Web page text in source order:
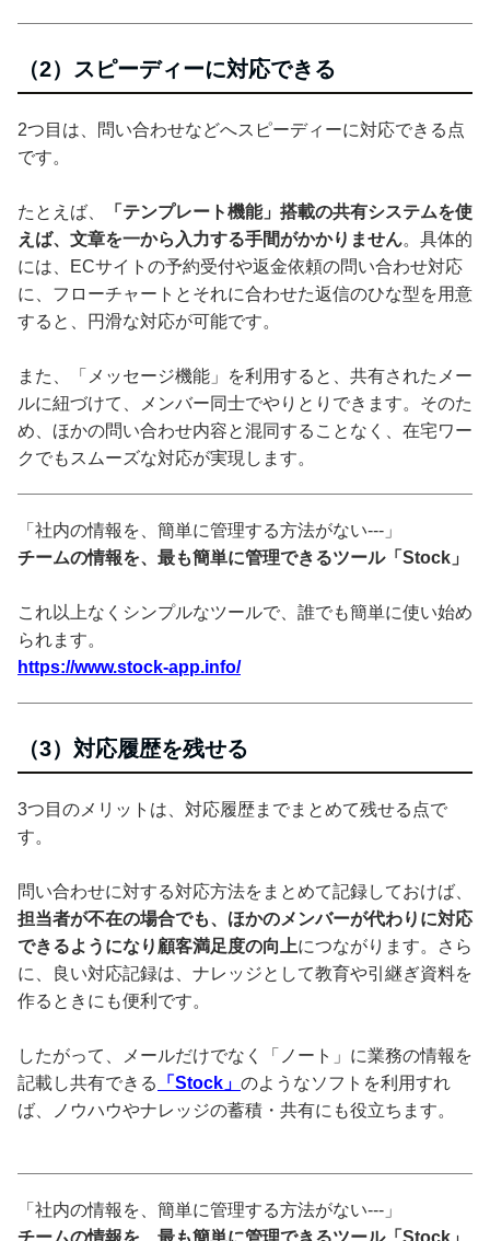
（2）スピーディーに対応できる
2つ目は、問い合わせなどへスピーディーに対応できる点
です。
たとえば、
「テンプレート機能」搭載の共有システムを使
えば、文章を一から入力する手間がかかりません。具体的
には、ECサイトの予約受付や返金依頼の問い合わせ対応
に、フローチャートとそれに合わせた返信のひな型を用意
すると、円滑な対応が可能です。
また、「メッセージ機能」を利用すると、共有されたメー
ルに紐づけて、メンバー同士でやりとりできます。そのた
め、ほかの問い合わせ内容と混同することなく、在宅ワー
クでもスムーズな対応が実現します。
「社内の情報を、簡単に管理する方法がない---」
チームの情報を、最も簡単に管理できるツール「Stock」
これ以上なくシンプルなツールで、誰でも簡単に使い始め
られます。
https://www.stock-app.info/
（3）対応履歴を残せる
3つ目のメリットは、対応履歴までまとめて残せる点で
す。
問い合わせに対する対応方法をまとめて記録しておけば、
担当者が不在の場合でも、ほかのメンバーが代わりに対応
できるようになり顧客満足度の向上につながります。さら
に、良い対応記録は、ナレッジとして教育や引継ぎ資料を
作るときにも便利です。
したがって、メールだけでなく「ノート」に業務の情報を
記載し共有できる
「Stock」 のようなソフトを利用すれ
ば、ノウハウやナレッジの蓄積・共有にも役立ちます。
「社内の情報を、簡単に管理する方法がない---」
チームの情報を、最も簡単に管理できるツール「Stock」